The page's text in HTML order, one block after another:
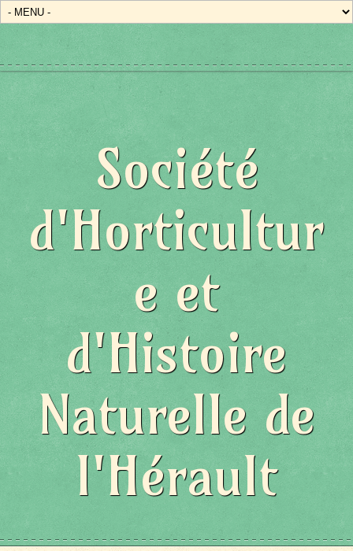
Société
d'Horticultur
e et
d'Histoire
Naturelle de
l'Hérault